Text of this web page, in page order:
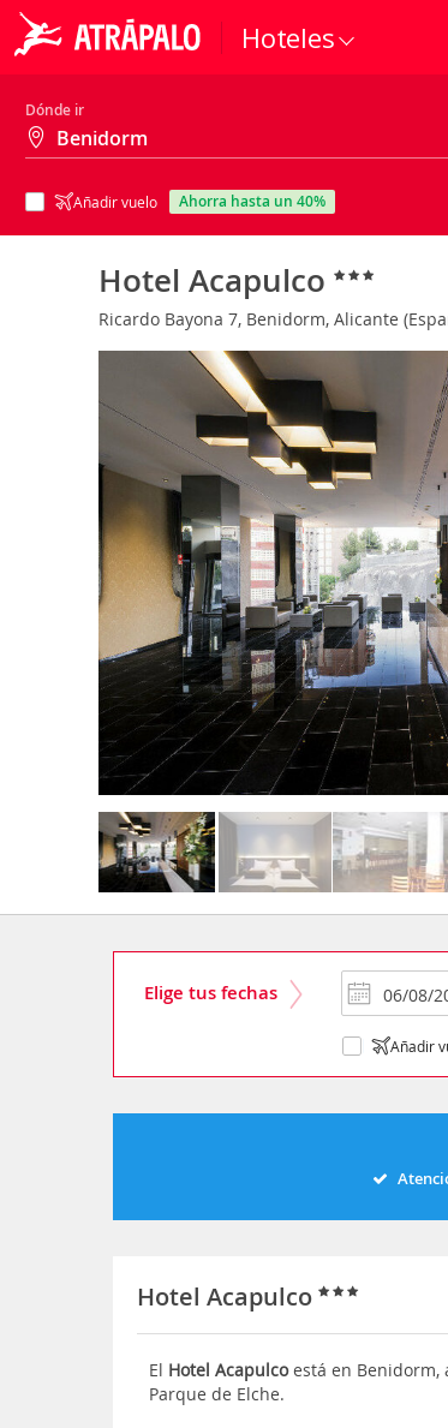
Hoteles
Dónde ir
Añadir vuelo ahorra hasta un 40%
Hotel Acapulco
Ricardo Bayona 7, Benidorm, Alicante
Elige tus fechas
Añadir
Hotel Acapulco
El Hotel Acapulcoestá en Benidorm,
Parque de Elche.